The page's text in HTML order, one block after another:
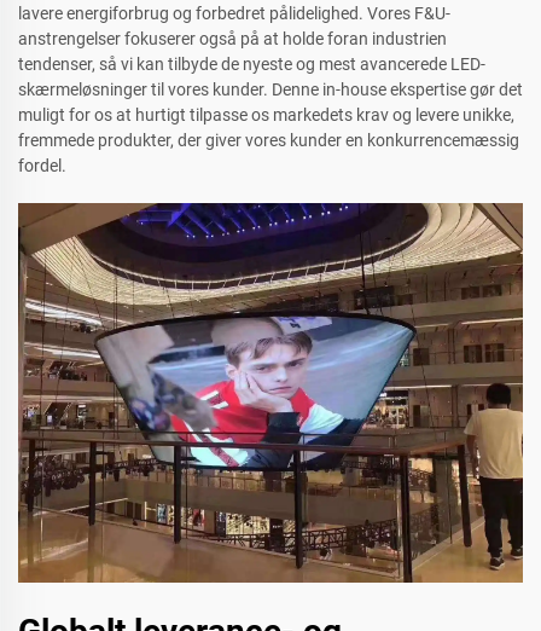
lavere energiforbrug og forbedret pålidelighed. Vores F&U-
anstrengelser fokuserer også på at holde foran industrien
tendenser, så vi kan tilbyde de nyeste og mest avancerede LED-
skærmeløsninger til vores kunder. Denne in-house ekspertise gør det
muligt for os at hurtigt tilpasse os markedets krav og levere unikke,
fremmede produkter, der giver vores kunder en konkurrencemæssig
fordel.